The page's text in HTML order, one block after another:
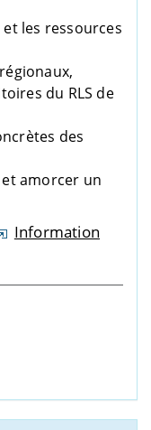
et les ressources
du RLS de
des
amorcer un
Information